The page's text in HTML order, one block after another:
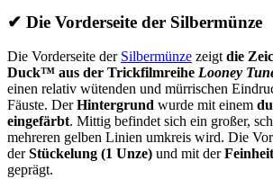
✔ Die Vorderseite der Silbermünze
Die Vorderseite der Silbermünze zeigtdie
Duck™ aus der Trickfilmreihe Looney
einen relativ wütenden und mürrischen
Fäuste. DerHintergrund wurde mit einem
eingefärbt. Mittig befindet sich ein großer,
mehreren gelben Linien umkreis wird. Die
derStückelung (1 Unze) und mit derFeinheit
geprägt.